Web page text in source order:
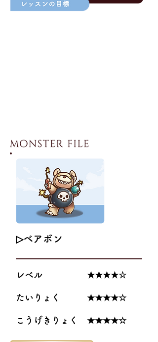
▷ベアボン
レベル ★★★★☆
たいりょく ★★★★☆
こうげきりょく ★★★★☆